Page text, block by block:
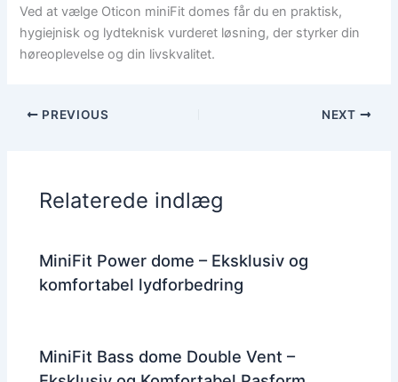
Ved at vælge Oticon miniFit domes får du en praktisk,
hygiejnisk og lydteknisk vurderet løsning, der styrker din
høreoplevelse og din livskvalitet.
PREVIOUS NEXT
Relaterede indlæg
MiniFit Power dome – Eksklusiv og
komfortabel lydforbedring
MiniFit Bass dome Double Vent –